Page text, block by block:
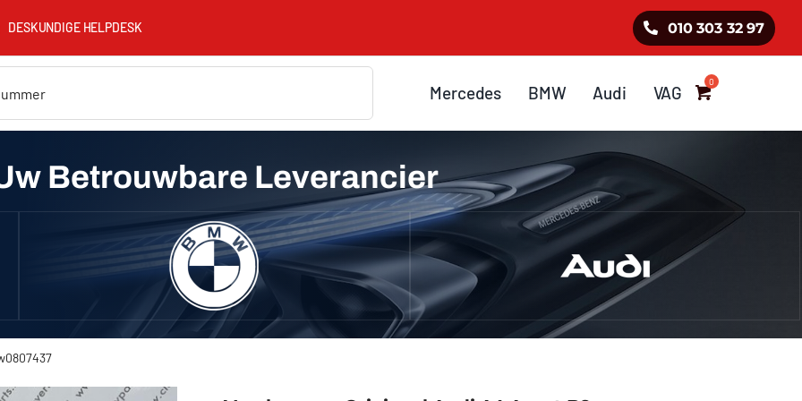
DESKUNDIGE HELPDESK 010 303 32 97
Mercedes BMW Audi VAG
Betrouwbare Leverancier